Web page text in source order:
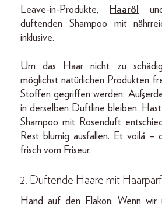
Leave-in-Produkte,
Haaröl
duftenden Shampoo mit
inklusive.
Um das Haar nicht zu
möglichst natürlichen Produkten
Stoffen gegriffen werden.
in derselben Duftline bleiben.
Shampoo mit Rosenduft
Rest blumig ausfallen. Et voilá –
frisch vom Friseur.
2. Duftende Haare mit
Hand auf den Flakon: Wenn wir